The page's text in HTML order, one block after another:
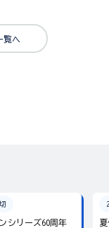
覧へ
シリーズ60周年